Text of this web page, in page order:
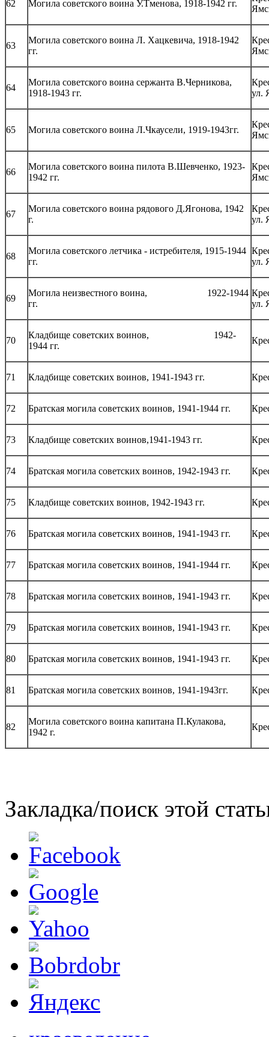
62 Могила советского воина У.Тменова, 1918-1942 гг.
63
Могила советского воина Л. Хацкевича, 1918-1942
гг.
64
Могила советского воина сержанта В.Черникова,
1918-1943 гг.
ул.
65 Могила советского воина Л.Чкаусели, 1919-1943гг.
66
Могила советского воина пилота В.Шевченко, 1923-
1942 гг.
67
Могила советского воина рядового Д.Ягонова, 1942
г.
ул.
68
Могила советского летчика - истребителя, 1915-1944
гг.
ул.
69
Могила неизвестного воина, 1922-1944
гг.
ул.
70
Кладбище советских воинов, 1942-
1944 гг.
71 Кладбище советских воинов, 1941-1943 гг.
72 Братская могила советских воинов, 1941-1944 гг.
73 Кладбище советских воинов,1941-1943 гг.
74 Братская могила советских воинов, 1942-1943 гг.
75 Кладбище советских воинов, 1942-1943 гг.
76 Братская могила советских воинов, 1941-1943 гг.
77 Братская могила советских воинов, 1941-1944 гг.
78 Братская могила советских воинов, 1941-1943 гг.
79 Братская могила советских воинов, 1941-1943 гг.
80 Братская могила советских воинов, 1941-1943 гг.
81 Братская могила советских воинов, 1941-1943гг.
82
Могила советского воина капитана П.Кулакова,
1942 г.
Закладка/поиск этой